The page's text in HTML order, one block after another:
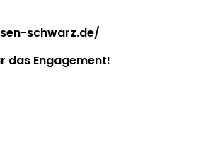
schwarz.de/
das Engagement!